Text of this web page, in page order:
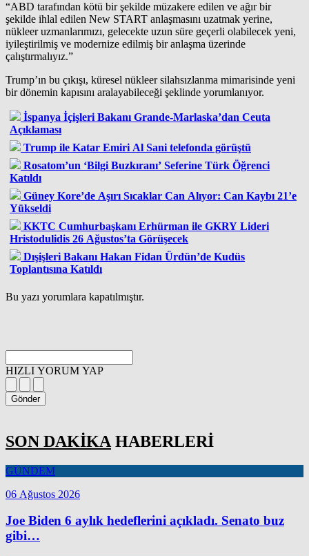
“ABD tarafından kötü bir şekilde müzakere edilen ve ağır bir
şekilde ihlal edilen New START anlaşmasını uzatmak yerine,
nükleer uzmanlarımızı, gelecekte uzun süre geçerli olabilecek yeni,
iyileştirilmiş ve modernize edilmiş bir anlaşma üzerinde
çalıştırmalıyız.”
Trump’ın bu çıkışı, küresel nükleer silahsızlanma mimarisinde yeni
bir dönemin kapısını aralayabileceği şeklinde yorumlanıyor.
İspanya İçişleri Bakanı Grande-Marlaska’dan Ceuta
Açıklaması
Trump ile Katar Emiri Al Sani telefonda görüştü
Rosatom’un ‘Bilgi Buzkıranı’ Seferine Türk Öğrenci
Katıldı
Güney Kore’de Aşırı Sıcaklar Can Alıyor: Can Kaybı 21’e
Yükseldi
KKTC Cumhurbaşkanı Erhürman ile GKRY Lideri
Hristodulidis 26 Ağustos’ta Görüşecek
Dışişleri Bakanı Hakan Fidan Ürdün’de Kudüs
Toplantısına Katıldı
Bu yazı yorumlara kapatılmıştır.
HIZLI YORUM YAP
Gönder
SON DAKİKA HABERLERİ
GÜNDEM
06 Ağustos 2026
Joe Biden 6 aylık hedeflerini açıkladı. Senato buz
gibi…